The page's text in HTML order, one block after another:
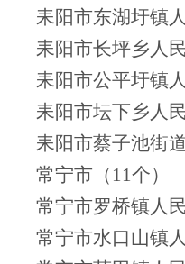
耒阳市东湖圩镇
耒阳市长坪乡人
耒阳市公平圩镇
耒阳市坛下乡人
耒阳市蔡子池街
常宁市（11个）
常宁市罗桥镇人
常宁市水口山镇